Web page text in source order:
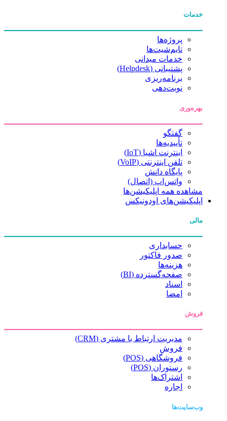
خدمات
پروژه‌ها
تایم‌شیت‌ها
خدمات میدانی
پشتیبانی (Helpdesk)
برنامه‌ریزی
نوبت‌دهی
بهره‌وری
گفتگو
تأییدیه‌ها
اینترنت اشیا (IoT)
تلفن اینترنتی (VoIP)
پایگاه دانش
واتس‌اپ (اتصال)
مشاهده همه اپلیکیشن‌ها
اپلیکیشن‌های اودونیکس
مالی
حسابداری
صدور فاکتور
هزینه‌ها
صفحه‌گسترده (BI)
اسناد
امضا
فروش
مدیریت ارتباط با مشتری (CRM)
فروش
فروشگاهی (POS)
رستوران (POS)
اشتراک‌ها
اجاره
وب‌سایت‌ها